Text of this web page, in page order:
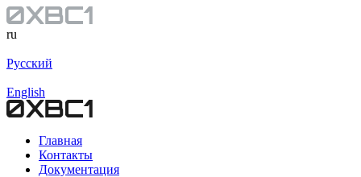
ru
Русский
English
Главная
Контакты
Документация